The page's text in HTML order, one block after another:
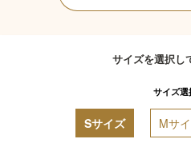
サイズを選択し
サイズ選
Sサイズ Mサ